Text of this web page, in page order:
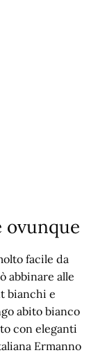
ovunque
facile da
abbinare alle
bianchi e
abito bianco
con eleganti
Ermanno